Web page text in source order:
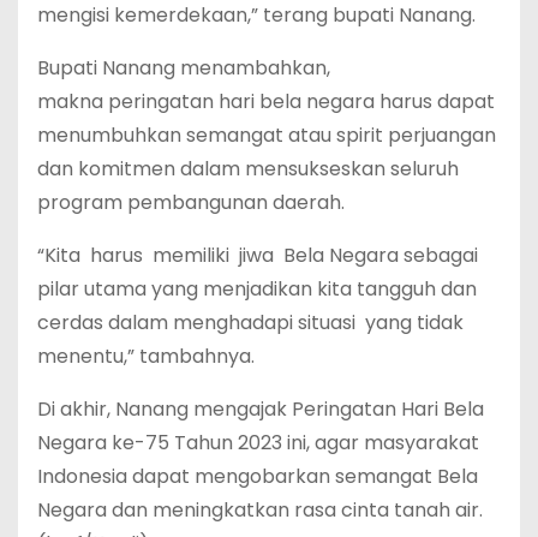
mengisi kemerdekaan,” terang bupati Nanang.
Bupati Nanang menambahkan,
makna peringatan hari bela negara harus dapat
menumbuhkan semangat atau spirit perjuangan
dan komitmen dalam mensukseskan seluruh
program pembangunan daerah.
“Kita harus memiliki jiwa Bela Negara sebagai
pilar utama yang menjadikan kita tangguh dan
cerdas dalam menghadapi situasi yang tidak
menentu,” tambahnya.
Di akhir, Nanang mengajak Peringatan Hari Bela
Negara ke-75 Tahun 2023 ini, agar masyarakat
Indonesia dapat mengobarkan semangat Bela
Negara dan meningkatkan rasa cinta tanah air.